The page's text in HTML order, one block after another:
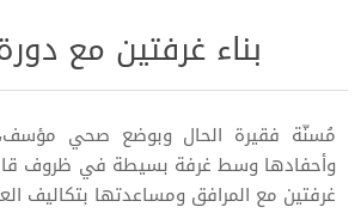
بناء غرفتين مع
مُسنّة فقيرة الحال وبوضع صحي
وأحفادها وسط غرفة بسيطة في ظروف
غرفتين مع المرافق ومساعدتها بتكاليف